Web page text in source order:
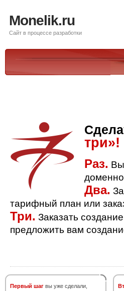
Monelik.ru
Сайт в процессе разработки
три»!
Раз.
Два.
тарифный план или
Три. Заказать
предложить вам
Первый шаг вы уже сделали,